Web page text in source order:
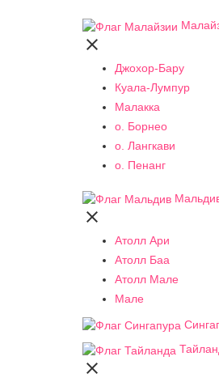

Джохор-Бару
Куала-Лумпур
Малакка
о. Борнео
о. Лангкави
о. Пенанг

Атолл Ари
Атолл Баа
Атолл Мале
Мале
